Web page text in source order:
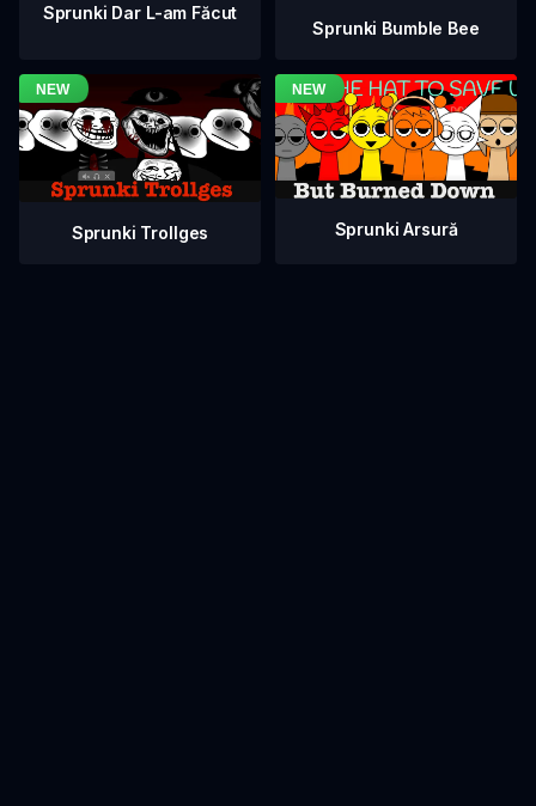
Sprunki Dar L-am Făcut
Sprunki Bumble Bee
Sprunki Trollges Sprunki Arsură